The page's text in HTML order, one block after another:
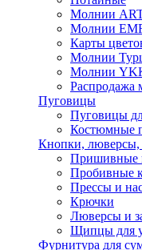
Молнии
Молнии
Карты
Молнии
Молнии
Распродажа
Пуговицы
Пуговицы
Костюмные
Кнопки, люверсы,
Пришивные
Пробивные
Прессы и
Крючки
Люверсы и
Щипцы для
Фурнитура для